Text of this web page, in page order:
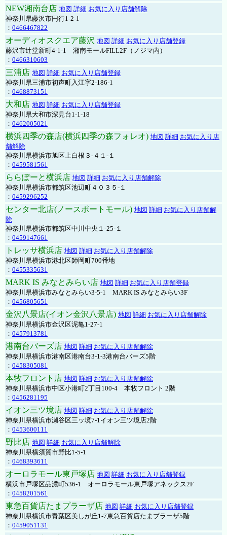
NEW湘南台店 地図 詳細 お気に入り店舗解除
神奈川県藤沢市円行1-2-1
： 0466467822
オーディオスクエア藤沢 地図 詳細 お気に入り店舗登録
藤沢市辻堂新町4-1-1 湘南モールFILL2F（ノジマ内）
： 0466310603
三浦店 地図 詳細 お気に入り店舗登録
神奈川県三浦市初声町入江字2-186-1
： 0468873151
大和店 地図 詳細 お気に入り店舗登録
神奈川県大和市深見台1-1-18
： 0462005021
横浜四季の森店(横浜四季の森フォレオ) 地図 詳細 お気に入り店
舗解除
神奈川県横浜市旭区上白根３-４１-１
： 0459581561
ららぽーと横浜店 地図 詳細 お気に入り店舗解除
神奈川県横浜市都筑区池辺町４０３５-１
： 0459296252
センター北店(ノースポートモール) 地図 詳細 お気に入り店舗解
除
神奈川県横浜市都筑区中川中央１-25-１
： 0459147661
トレッサ横浜店 地図 詳細 お気に入り店舗解除
神奈川県横浜市港北区師岡町700番地
： 0455335631
MARK IS みなとみらい店 地図 詳細 お気に入り店舗登録
神奈川県横浜市みなとみらい3-5-1 MARK IS みなとみらい3F
： 0456805651
金沢八景店(イオン金沢八景店) 地図 詳細 お気に入り店舗解除
神奈川県横浜市金沢区泥亀1-27-1
： 0457913781
港南台バーズ店 地図 詳細 お気に入り店舗解除
神奈川県横浜市港南区港南台3-1-3港南台バーズ5階
： 0458305081
本牧フロント店 地図 詳細 お気に入り店舗解除
神奈川県横浜市中区小港町2丁目100-4 本牧フロント 2階
： 0456281195
イオン三ツ境店 地図 詳細 お気に入り店舗解除
神奈川県横浜市瀬谷区三ッ境7-1イオン三ツ境店2階
： 0453600111
野比店 地図 詳細 お気に入り店舗解除
神奈川県横須賀市野比1-5-1
： 0468393611
オーロラモール東戸塚店 地図 詳細 お気に入り店舗登録
横浜市戸塚区品濃町536-1 オーロラモール東戸塚アネックス2F
： 0458201561
東急百貨店たまプラーザ店 地図 詳細 お気に入り店舗登録
神奈川県横浜市青葉区美しが丘1-7東急百貨店たまプラーザ5階
： 0459051131